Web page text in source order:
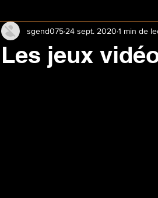
Les jeux
sgend075 24 sept. 2020 1 min de